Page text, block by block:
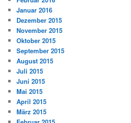
Januar 2016
Dezember 2015
November 2015
Oktober 2015
September 2015
August 2015
Juli 2015
Juni 2015
Mai 2015
April 2015
März 2015